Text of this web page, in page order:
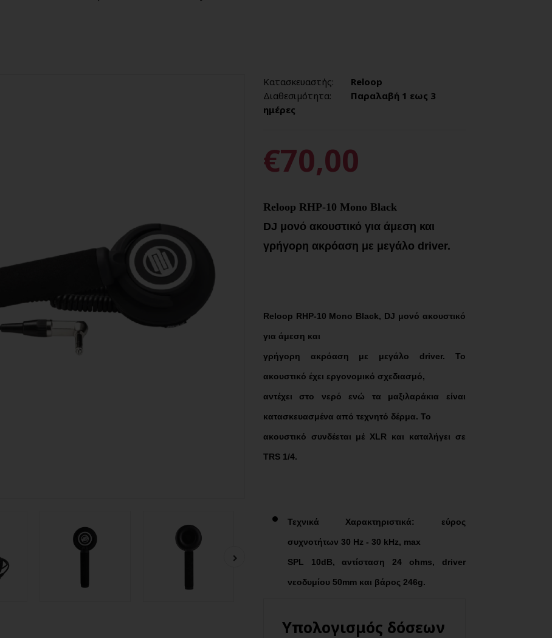
Κατασκευαστής:
Reloop
Διαθεσιμότητα:
Παραλαβή 1 εως 3
ημέρες
€70,00
Reloop RHP-10 Mono Black
DJ μονό ακουστικό για άμεση και
γρήγορη ακρόαση με μεγάλο driver.
Reloop RHP-10 Mono Black, DJ μονό ακουστικό
για άμεση και
γρήγορη ακρόαση με μεγάλο driver. Το
ακουστικό έχει εργονομικό σχεδιασμό,
αντέχει στο νερό ενώ τα μαξιλαράκια είναι
κατασκευασμένα από τεχνητό δέρμα. Το
ακουστικό συνδέεται μέ XLR και καταλήγει σε
TRS 1/4.
Τεχνικά Χαρακτηριστικά: εύρος
συχνοτήτων 30 Hz - 30 kHz, max
SPL 10dB, αντίσταση 24 ohms, driver
νεοδυμίου 50mm και βάρος 246g.
Υπολογισμός δόσεων